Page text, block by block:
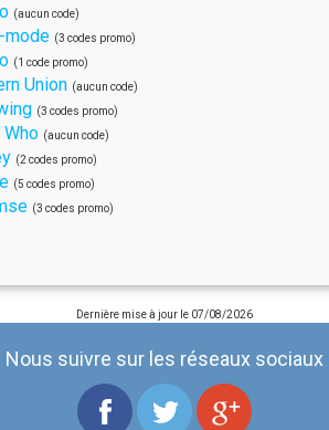
(aucun code)
mode (3 codes promo)
(1 code promo)
Union (aucun code)
(3 codes promo)
Who (aucun code)
(2 codes promo)
(5 codes promo)
(3 codes promo)
Dernière mise à jour le 07/08/2026
Nous suivre sur les réseaux sociaux